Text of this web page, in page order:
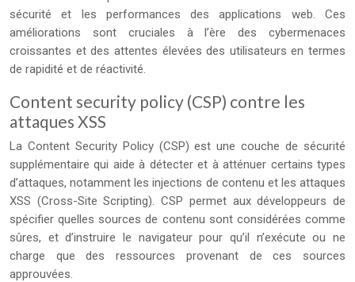
sécurité et les performances des applications web. Ces
améliorations sont cruciales à l’ère des cybermenaces
croissantes et des attentes élevées des utilisateurs en termes
de rapidité et de réactivité.
Content security policy (CSP) contre les
attaques XSS
La Content Security Policy (CSP) est une couche de sécurité
supplémentaire qui aide à détecter et à atténuer certains types
d’attaques, notamment les injections de contenu et les attaques
XSS (Cross-Site Scripting). CSP permet aux développeurs de
spécifier quelles sources de contenu sont considérées comme
sûres, et d’instruire le navigateur pour qu’il n’exécute ou ne
charge que des ressources provenant de ces sources
approuvées.